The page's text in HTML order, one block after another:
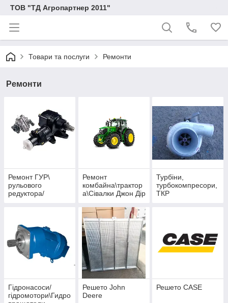
ТОВ "ТД Агропартнер 2011"
Товари та послуги Ремонти
Ремонти
Ремонт ГУР\
рульового
редуктора/
Ремонт
комбайна\трактор
а\Сівалки Джон Дір
Турбіни,
турбокомпресори,
ТКР
Гідронасоси/
гідромотори\Гидро
Решето John
Deere
Решето CASE